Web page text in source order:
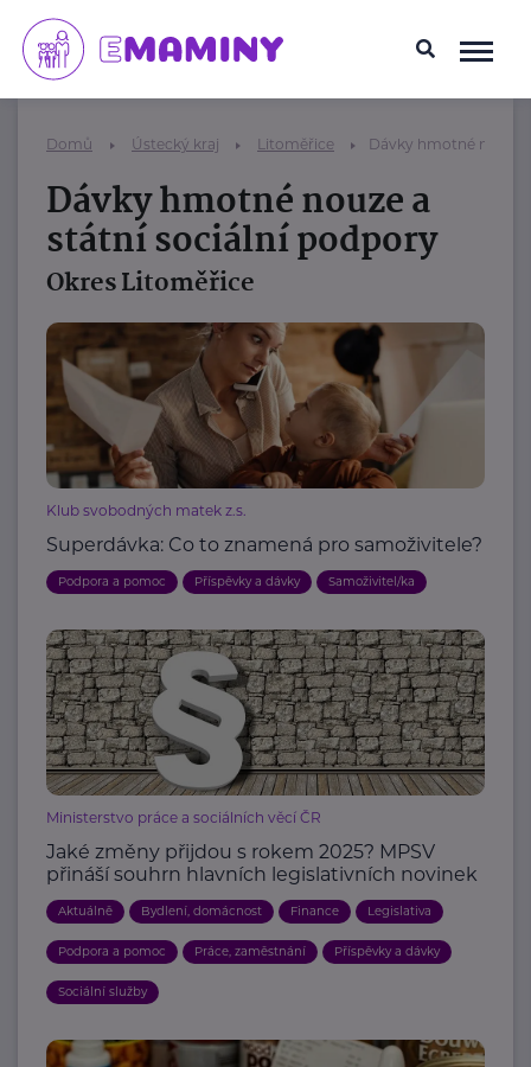
Domů Ústecký kraj Litoměřice Dávky hmotné nouze
Dávky hmotné nouze a
státní sociální podpory
Okres Litoměřice
Klub svobodných matek z.s.
Superdávka: Co to znamená pro samoživitele?
Podpora a pomoc Příspěvky a dávky Samoživitel/ka
Ministerstvo práce a sociálních věcí ČR
Jaké změny přijdou s rokem 2025? MPSV
přináší souhrn hlavních legislativních novinek
Aktuálně Bydlení, domácnost Finance Legislativa
Podpora a pomoc Práce, zaměstnání Příspěvky a dávky
Sociální služby